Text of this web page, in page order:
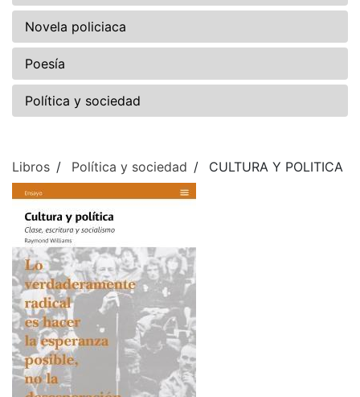
Novela policiaca
Poesía
Política y sociedad
Libros Política y sociedad CULTURA Y POLITICA